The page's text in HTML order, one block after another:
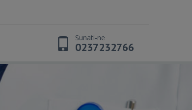
Sunati-ne
0237232766